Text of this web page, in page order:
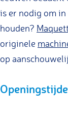
z
e
m
e
z
e
m
m
o
e
z
e
D
e
H
o
o
e
l
D
e
H
o
g
is er nodig om
houden?
originele
op